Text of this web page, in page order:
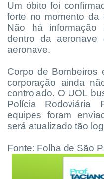
Um óbito foi
forte no momento da
Não há informação
dentro da
aeronave.
Corpo de Bombeiros
corporação ainda
controlado. O UOL
Polícia Rodoviária
equipes foram
será atualizado tão
Fonte: Folha de São